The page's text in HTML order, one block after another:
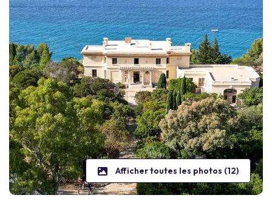
Afficher toutes les photos (12)